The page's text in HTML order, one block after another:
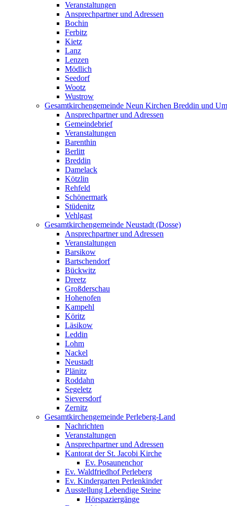
Veranstaltungen
Ansprechpartner und Adressen
Bochin
Ferbitz
Kietz
Lanz
Lenzen
Mödlich
Seedorf
Wootz
Wustrow
Gesamtkirchengemeinde Neun Kirchen Breddin und
Ansprechpartner und Adressen
Gemeindebrief
Veranstaltungen
Barenthin
Berlitt
Breddin
Damelack
Kötzlin
Rehfeld
Schönermark
Stüdenitz
Vehlgast
Gesamtkirchengemeinde Neustadt (Dosse)
Ansprechpartner und Adressen
Veranstaltungen
Barsikow
Bartschendorf
Bückwitz
Dreetz
Großderschau
Hohenofen
Kampehl
Köritz
Läsikow
Leddin
Lohm
Nackel
Neustadt
Plänitz
Roddahn
Segeletz
Sieversdorf
Zernitz
Gesamtkirchengemeinde Perleberg-Land
Nachrichten
Veranstaltungen
Ansprechpartner und Adressen
Kantorat der St. Jacobi Kirche
Ev. Posaunenchor
Ev. Waldfriedhof Perleberg
Ev. Kindergarten Perlenkinder
Ausstellung Lebendige Steine
Hörspaziergänge